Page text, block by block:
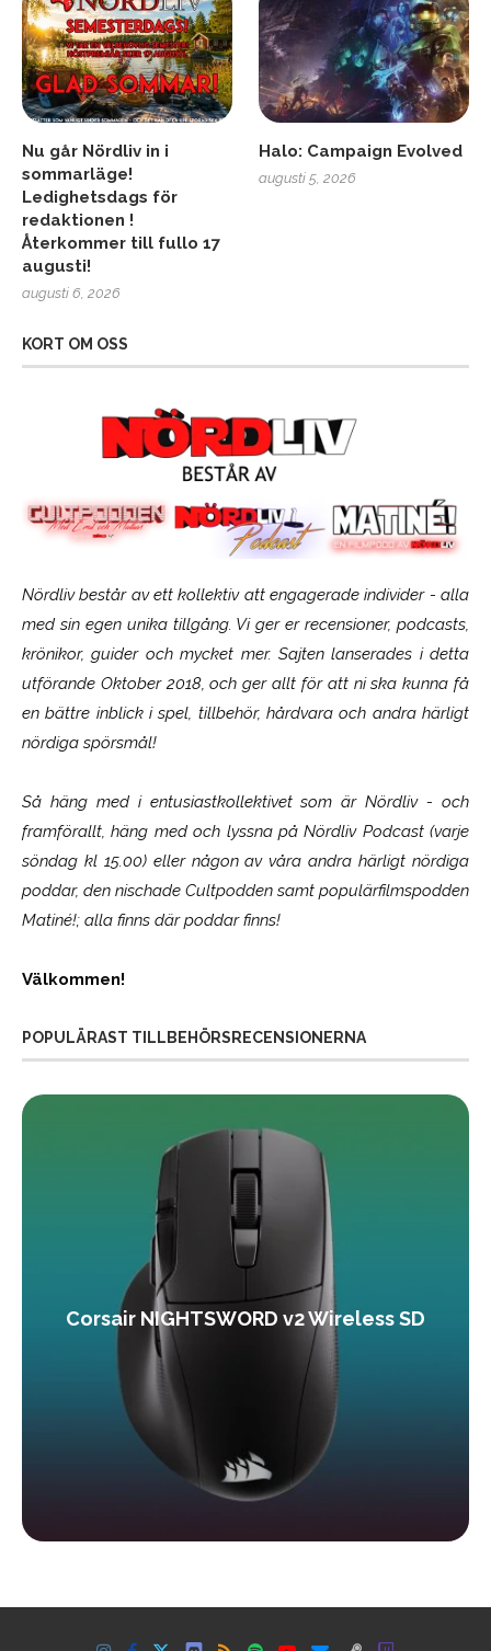
Nu går Nördliv in i
sommarläge!
Ledighetsdags för
redaktionen !
Återkommer till fullo 17
augusti!
augusti 6, 2026
Halo: Campaign Evolved
augusti 5, 2026
KORT OM OSS
Nördliv består av ett kollektiv att engagerade individer - alla
med sin egen unika tillgång. Vi ger er recensioner, podcasts,
krönikor, guider och mycket mer. Sajten lanserades i detta
utförande Oktober 2018, och ger allt för att ni ska kunna få
en bättre inblick i spel, tillbehör, hårdvara och andra härligt
nördiga spörsmål!
Så häng med i entusiastkollektivet som ärNördliv- och
framförallt, häng med och lyssna på Nördliv Podcast (varje
söndag kl 15.00) eller någon av våra andra härligt nördiga
poddar, den nischade Cultpodden samt populärfilmspodden
Matiné!; alla finns där poddar finns!
Välkommen!
POPULÄRAST TILLBEHÖRSRECENSIONERNA
Corsair NIGHTSWORD v2 Wireless SD